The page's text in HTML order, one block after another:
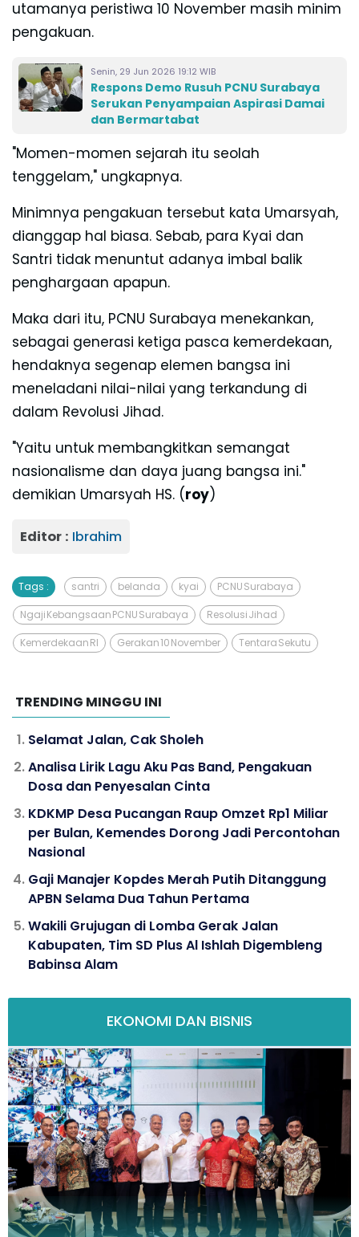
utamanya peristiwa 10 November masih minim
pengakuan.
Senin, 29 Jun 2026 19:12 WIB
Respons Demo Rusuh PCNU Surabaya
Serukan Penyampaian Aspirasi Damai
dan Bermartabat
"Momen-momen sejarah itu seolah
tenggelam," ungkapnya.
Minimnya pengakuan tersebut kata Umarsyah,
dianggap hal biasa. Sebab, para Kyai dan
Santri tidak menuntut adanya imbal balik
penghargaan apapun.
Maka dari itu, PCNU Surabaya menekankan,
sebagai generasi ketiga pasca kemerdekaan,
hendaknya segenap elemen bangsa ini
meneladani nilai-nilai yang terkandung di
dalam Revolusi Jihad.
"Yaitu untuk membangkitkan semangat
nasionalisme dan daya juang bangsa ini."
demikian Umarsyah HS. (roy)
Editor : Ibrahim
Tags : santri belanda kyai PCNU Surabaya
Ngaji Kebangsaan PCNU Surabaya Resolusi Jihad
Kemerdekaan RI Gerakan 10 November Tentara Sekutu
TRENDING MINGGU INI
Selamat Jalan, Cak Sholeh
Analisa Lirik Lagu Aku Pas Band, Pengakuan
Dosa dan Penyesalan Cinta
KDKMP Desa Pucangan Raup Omzet Rp1 Miliar
per Bulan, Kemendes Dorong Jadi Percontohan
Nasional
Gaji Manajer Kopdes Merah Putih Ditanggung
APBN Selama Dua Tahun Pertama
Wakili Grujugan di Lomba Gerak Jalan
Kabupaten, Tim SD Plus Al Ishlah Digembleng
Babinsa Alam
EKONOMI DAN BISNIS